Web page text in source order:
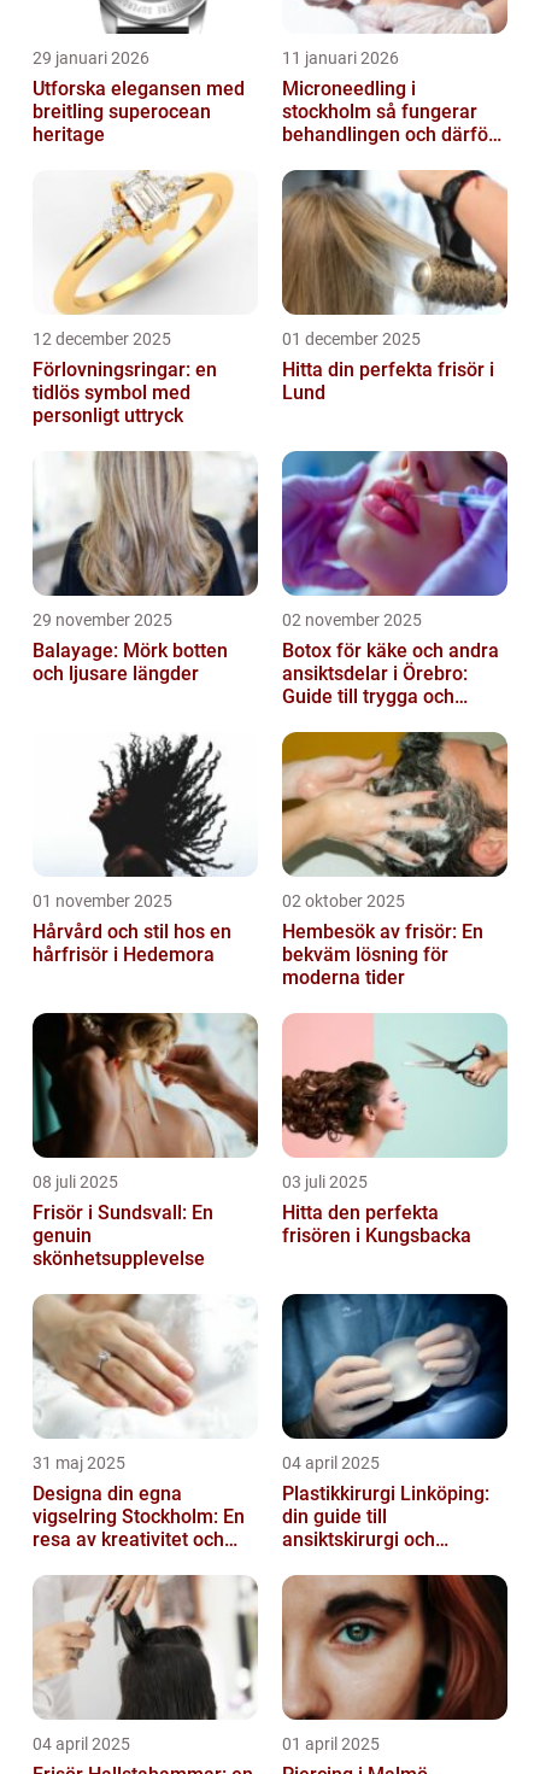
29 januari 2026
Utforska elegansen med
breitling superocean
heritage
11 januari 2026
Microneedling i
stockholm så fungerar
behandlingen och därför
12 december 2025
Förlovningsringar: en
tidlös symbol med
personligt uttryck
01 december 2025
Hitta din perfekta frisör i
Lund
29 november 2025
Balayage: Mörk botten
och ljusare längder
02 november 2025
Botox för käke och andra
ansiktsdelar i Örebro:
Guide till trygga och
01 november 2025
Hårvård och stil hos en
hårfrisör i Hedemora
02 oktober 2025
Hembesök av frisör: En
bekväm lösning för
moderna tider
08 juli 2025
Frisör i Sundsvall: En
genuin
skönhetsupplevelse
03 juli 2025
Hitta den perfekta
frisören i Kungsbacka
31 maj 2025
Designa din egna
vigselring Stockholm: En
resa av kreativitet och
04 april 2025
Plastikkirurgi Linköping:
din guide till
ansiktskirurgi och
04 april 2025 01 april 2025